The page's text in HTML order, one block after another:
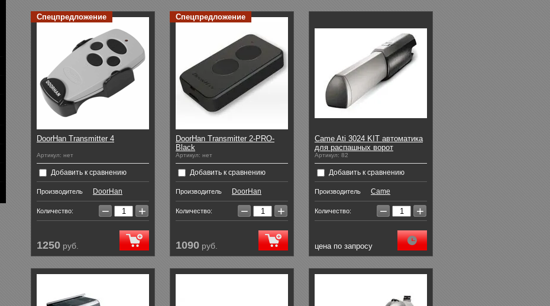
Спецпредложение
DoorHan Transmitter 4
Артикул: нет
Добавить к сравнению
Производитель DoorHan
Количество: − +
1250 руб.
Спецпредложение
DoorHan Transmitter 2-PRO-
Black
Артикул: нет
Добавить к сравнению
Производитель DoorHan
Количество: − +
1090 руб.
Came Ati 3024 KIT автоматика
для распашных ворот
Артикул: 82
Добавить к сравнению
Производитель Came
Количество: − +
цена по запросу